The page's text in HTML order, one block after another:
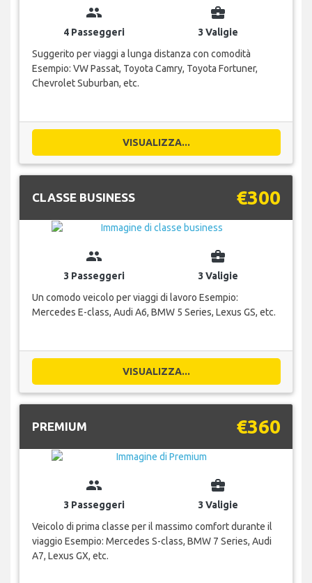
group
4 Passeggeri
business_center
3 Valigie
Suggerito per viaggi a lunga distanza con comodità
Esempio: VW Passat, Toyota Camry, Toyota Fortuner,
Chevrolet Suburban, etc.
VISUALIZZA...
CLASSE BUSINESS €300
group
3 Passeggeri
business_center
3 Valigie
Un comodo veicolo per viaggi di lavoro Esempio:
Mercedes E-class, Audi A6, BMW 5 Series, Lexus GS, etc.
VISUALIZZA...
PREMIUM €360
group
3 Passeggeri
business_center
3 Valigie
Veicolo di prima classe per il massimo comfort durante il
viaggio Esempio: Mercedes S-class, BMW 7 Series, Audi
A7, Lexus GX, etc.